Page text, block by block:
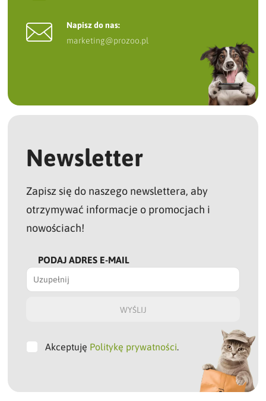
Napisz do nas:
marketing@prozoo.pl
Newsletter
Zapisz się do naszego newslettera, aby
otrzymywać informacje o promocjach i
nowościach!
PODAJ ADRES E-MAIL
Akceptuję Politykę prywatności